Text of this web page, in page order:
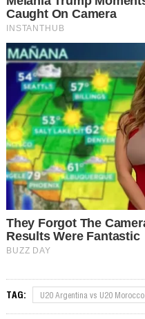
TAG: U20 Argentina vs U20 Morocco